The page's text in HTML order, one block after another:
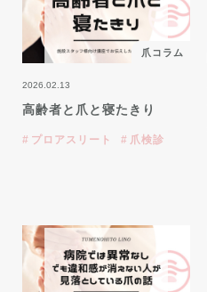
爪コラム
2026.02.13
高齢者と爪と寝たきり
プロアスリート 爪検診